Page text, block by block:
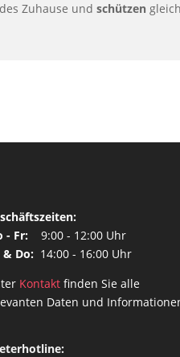
Zuhause undschützen
- Fr:9:00 - 12:00 Uhr
Do: 14:00 - 16:00 Uhr
Kontakt finden Sie alle
Daten und